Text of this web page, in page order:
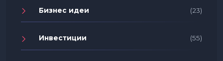
Бизнес идеи (23)
Инвестиции (55)